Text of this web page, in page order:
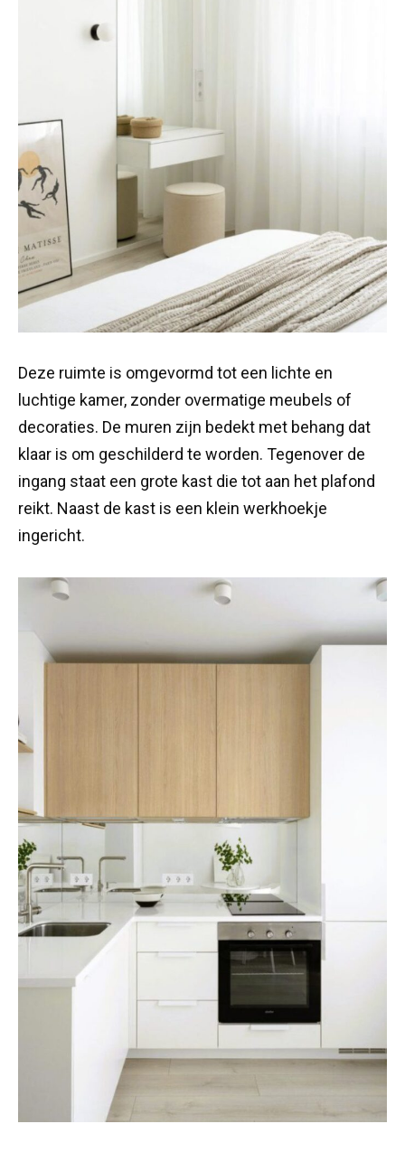
Deze ruimte is omgevormd tot een lichte en
luchtige kamer, zonder overmatige meubels of
decoraties. De muren zijn bedekt met behang dat
klaar is om geschilderd te worden. Tegenover de
ingang staat een grote kast die tot aan het plafond
reikt. Naast de kast is een klein werkhoekje
ingericht.